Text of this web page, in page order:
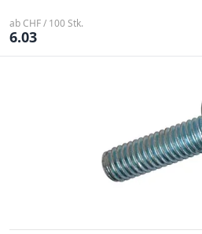
ab CHF / 100 Stk.
6.03